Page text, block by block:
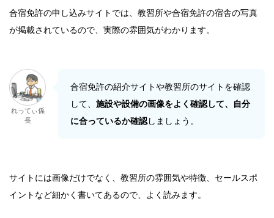
合宿免許の申し込みサイトでは、教習所や合宿免許の宿舎の写真
が掲載されているので、実際の雰囲気がわかります。
れってぃ係
長
合宿免許の紹介サイトや教習所のサイトを確認
して、 施設や設備の画像をよく確認して、自分
に合っているか確認しましょう。
サイトには画像だけでなく、教習所の雰囲気や特徴、セールスポ
イントなど細かく書いてあるので、よく読みます。